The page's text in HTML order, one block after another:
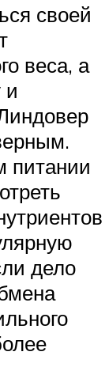
своей
веса, а
и
питании
дело